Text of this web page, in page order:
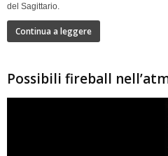
del Sagittario.
Continua a leggere
Possibili fireball